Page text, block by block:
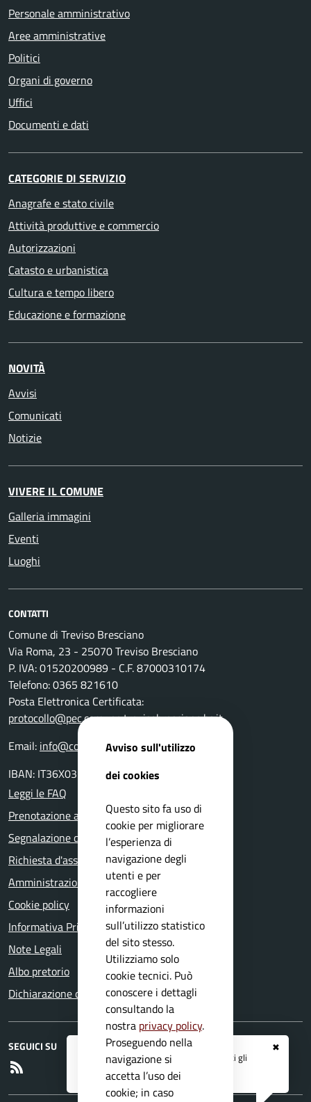
✖
Registrati ai serviziAPP IO
e ricevi tutti gli
aggiornamenti dall'Ente
Personale amministrativo
Aree amministrative
Politici
Organi di governo
Uffici
Documenti e dati
CATEGORIE DI SERVIZIO
Anagrafe e stato civile
Attività produttive e commercio
Autorizzazioni
Catasto e urbanistica
Cultura e tempo libero
Educazione e formazione
NOVITÀ
Avvisi
Comunicati
Notizie
VIVERE IL COMUNE
Galleria immagini
Eventi
Luoghi
CONTATTI
Comune di Treviso Bresciano
Via Roma, 23 - 25070 Treviso Bresciano
P. IVA: 01520200989 - C.F. 87000310174
Telefono: 0365 821610
Posta Elettronica Certificata:
protocollo@pec.comune.trevisobresciano.bs.it
Email: info@comune.trevisobresciano.bs.it
IBAN: IT36X0359901800000000117762
Leggi le FAQ
Prenotazione appuntamento
Segnalazione disservizio
Richiesta d'assistenza
Amministrazione trasparente
Cookie policy
Informativa Privacy
Note Legali
Albo pretorio
Dichiarazione di accessibilità
SEGUICI SU
Avviso sull'utilizzo
dei cookies
Questo sito fa uso di
cookie per migliorare
l’esperienza di
navigazione degli
utenti e per
raccogliere
informazioni
sull’utilizzo statistico
del sito stesso.
Utilizziamo solo
cookie tecnici. Può
conoscere i dettagli
consultando la
nostra privacy policy.
Proseguendo nella
navigazione si
accetta l’uso dei
cookie; in caso